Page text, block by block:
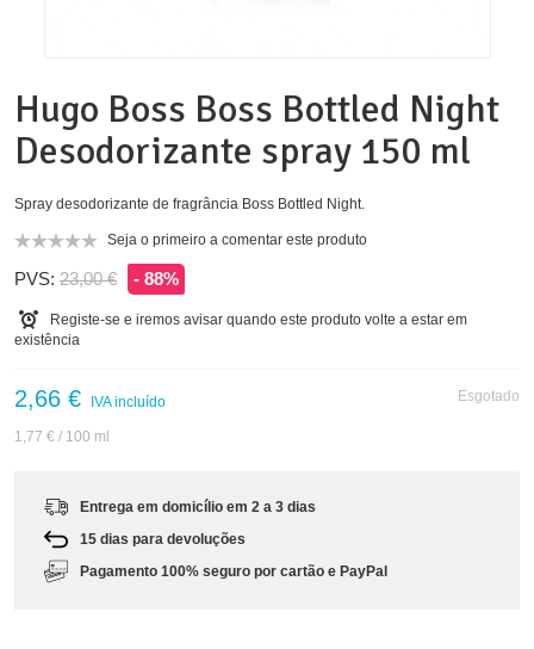
Hugo Boss Boss Bottled Night
Desodorizante spray 150 ml
Spray desodorizante de fragrância Boss Bottled Night.
Seja o primeiro a comentar este produto
PVS: 23,00 € - 88%
Registe-se e iremos avisar quando este produto volte a estar em
existência
Esgotado
2,66 € IVA incluído
1,77 € / 100 ml
Entrega em domicílio em 2 a 3 dias
15 dias para devoluções
Pagamento 100% seguro por cartão e PayPal